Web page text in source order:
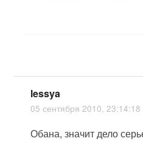
lessya
05 сентября 2010, 23:14:18
Обана, значит дело